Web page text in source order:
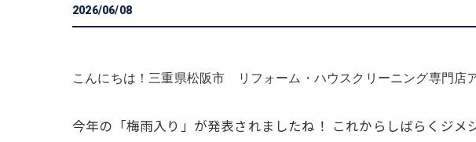
2026/06/08
こんにちは！三重県松阪市 リフォーム・ハウスクリーニング専門店
今年の「梅雨入り」が発表されましたね！ これからしばらくジ